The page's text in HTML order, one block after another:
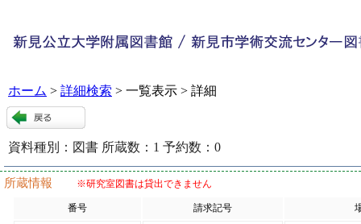
ホーム > 詳細検索 > 一覧表示 > 詳細
資料種別： 図書 所蔵数： 1 予約数： 0
所蔵情報 ※研究室図書は貸出できません
番号 請求記号